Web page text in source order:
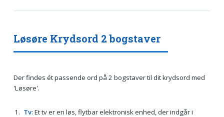
Løsøre Krydsord 2 bogstaver
Der findes ét passende ord på 2 bogstaver til dit krydsord med
'Løsøre'.
Tv: Et tv er en løs, flytbar elektronisk enhed, der indgår i